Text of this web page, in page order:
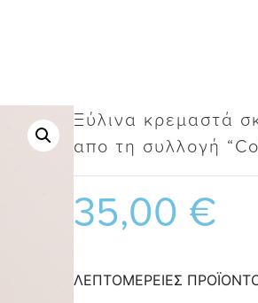
Ξύλινα κρεμαστά
απο τη συλλογή
35,00 €
ΛΕΠΤΟΜΕΡΕΙΕΣ